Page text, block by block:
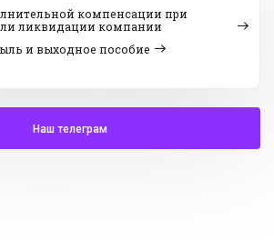
компенсации при
ликвидации компании
и выходное пособие
Наш телеграм